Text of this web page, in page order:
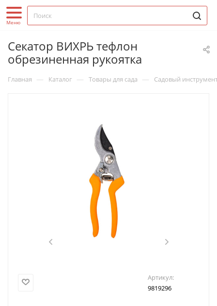
Секатор ВИХРЬ тефлон
обрезиненная рукоятка
Главная — Каталог — Товары для сада — Садовый
Артикул:
9819296